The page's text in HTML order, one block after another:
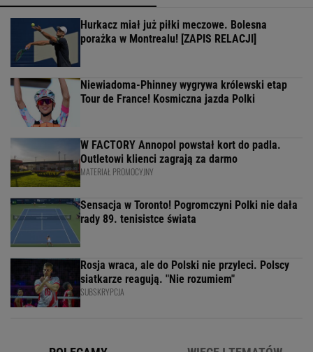
Hurkacz miał już piłki meczowe. Bolesna
porażka w Montrealu! [ZAPIS RELACJI]
Niewiadoma-Phinney wygrywa królewski etap
Tour de France! Kosmiczna jazda Polki
W FACTORY Annopol powstał kort do padla.
Outletowi klienci zagrają za darmo
MATERIAŁ PROMOCYJNY
Sensacja w Toronto! Pogromczyni Polki nie dała
rady 89. tenisistce świata
Rosja wraca, ale do Polski nie przyleci. Polscy
siatkarze reagują. "Nie rozumiem"
SUBSKRYPCJA